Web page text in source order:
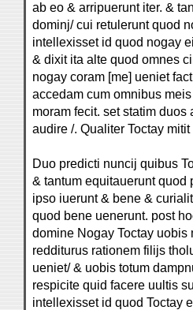
ab eo & arripuerunt iter. &
dominj/ cui retulerunt quod
intellexisset id quod nogay
& dixit ita alte quod omnes
nogay coram [me] ueniet
accedam cum omnibus
moram fecit. set statim
audire /. Qualiter Toctay
Duo predicti nuncij quibus
& tantum equitauerunt quod
ipso iuerunt & bene &
quod bene uenerunt. post
domine Nogay Toctay uobis
redditurus rationem filijs
ueniet/ & uobis totum
respicite quid facere uultis
intellexisset id quod Toctay